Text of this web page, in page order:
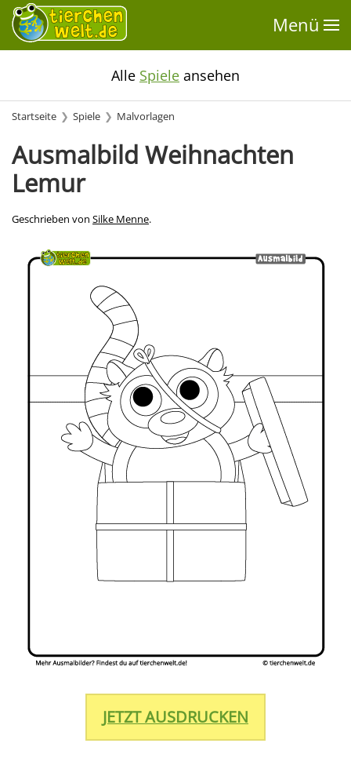
Menü
Alle Spiele ansehen
Startseite Spiele Malvorlagen
Ausmalbild Weihnachten
Lemur
Geschrieben von Silke Menne.
JETZT AUSDRUCKEN